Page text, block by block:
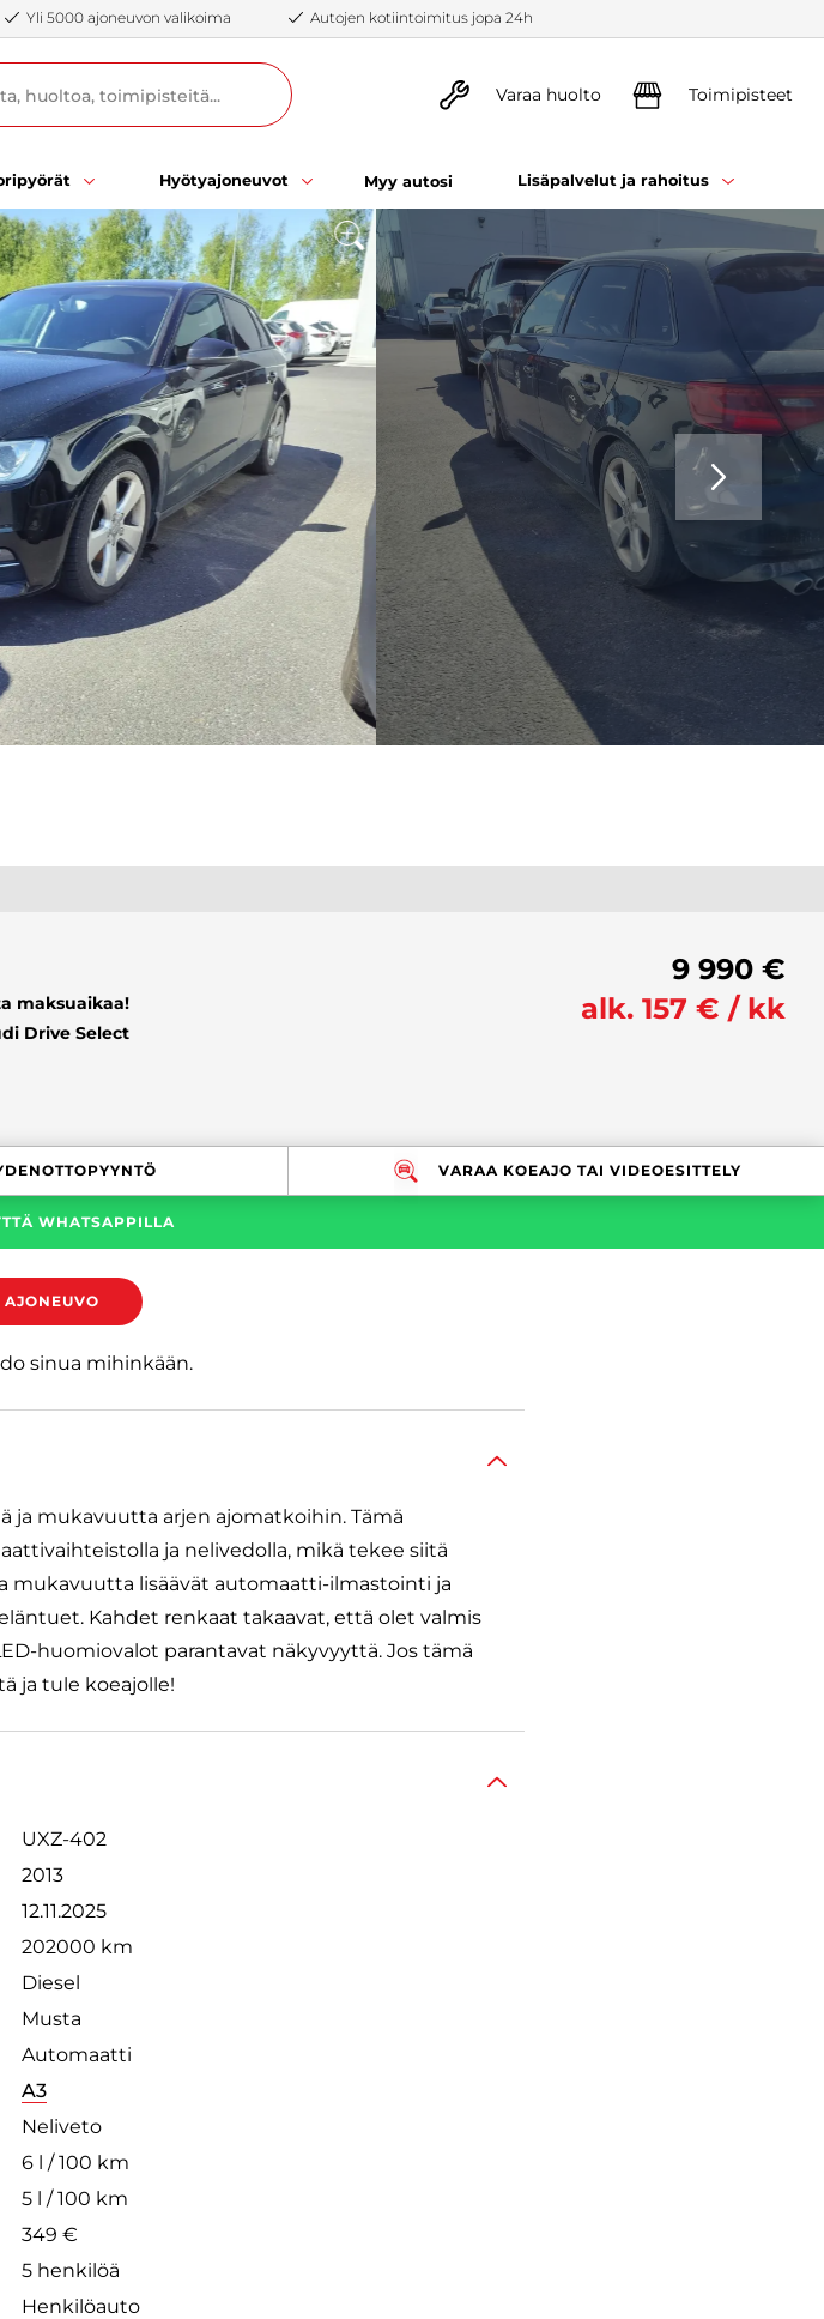
Yli 5000 ajoneuvon valikoima Autojen kotiintoimitus jopa 24h
Varaa huolto Toimipisteet
Hyötyajoneuvot Myy autosi Lisäpalvelut ja rahoitus
SEURAAVA
maksuaikaa!
Drive Select
9 990 €
alk. 157 € / kk
VARAA KOEAJO TAI VIDEOESITTELY
WHATSAPPILLA
sinua mihinkään.
ja mukavuutta arjen ajomatkoihin. Tämä
ja nelivedolla, mikä tekee siitä
mukavuutta lisäävät automaatti-ilmastointi ja
Kahdet renkaat takaavat, että olet valmis
huomiovalot parantavat näkyvyyttä. Jos tämä
ja tule koeajolle!
UXZ-402
2013
12.11.2025
202000 km
Diesel
Musta
Automaatti
A3
Neliveto
6 l / 100 km
5 l / 100 km
349 €
5 henkilöä
Henkilöauto